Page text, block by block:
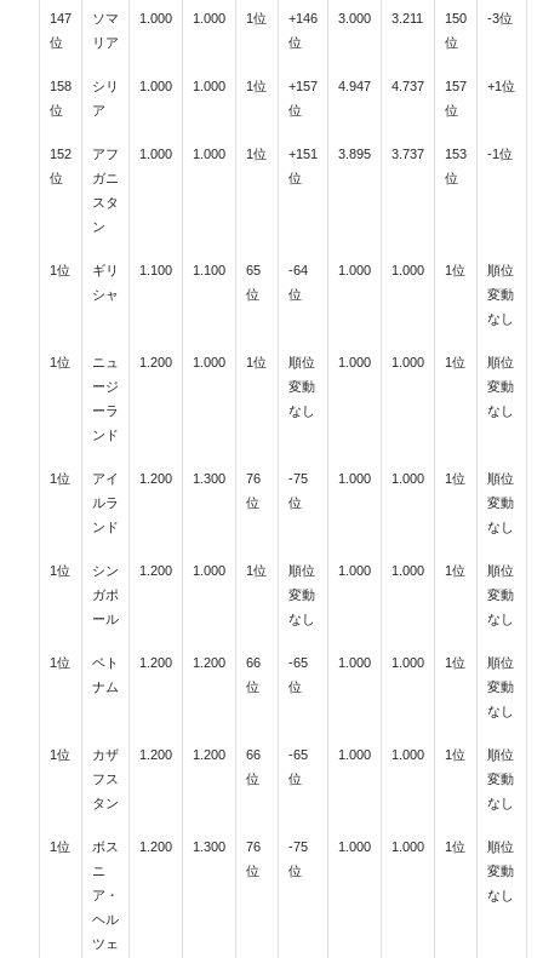
147
位
ソマ
リア
1.000 1.000 1位
+146
位
3.000 3.211
150
位
-3位
158
位
シリ
ア
1.000 1.000 1位
+157
位
4.947 4.737
157
位
+1位
152
位
アフ
ガニ
スタ
ン
1.000 1.000 1位
+151
位
3.895 3.737
153
位
-1位
1位
ギリ
シャ
1.100 1.100
65
位
-64
位
1.000 1.000 1位
順位
変動
なし
1位
ニュ
ージ
ーラ
ンド
1.200 1.000 1位
順位
変動
なし
1.000 1.000 1位
順位
変動
なし
1位
アイ
ルラ
ンド
1.200 1.300
76
位
-75
位
1.000 1.000 1位
順位
変動
なし
1位
シン
ガポ
ール
1.200 1.000 1位
順位
変動
なし
1.000 1.000 1位
順位
変動
なし
1位
ベト
ナム
1.200 1.200
66
位
-65
位
1.000 1.000 1位
順位
変動
なし
1位
カザ
フス
タン
1.200 1.200
66
位
-65
位
1.000 1.000 1位
順位
変動
なし
1位
ボス
ニ
ア・
ヘル
ツェ
1.200 1.300
76
位
-75
位
1.000 1.000 1位
順位
変動
なし